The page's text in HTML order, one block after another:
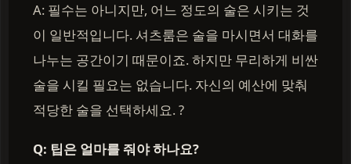
A: 필수는 아니지만, 어느 정도의 술은 시키는 것
이 일반적입니다. 셔츠룸은 술을 마시면서 대화를
나누는 공간이기 때문이죠. 하지만 무리하게 비싼
술을 시킬 필요는 없습니다. 자신의 예산에 맞춰
적당한 술을 선택하세요. ?
Q: 팁은 얼마를 줘야 하나요?